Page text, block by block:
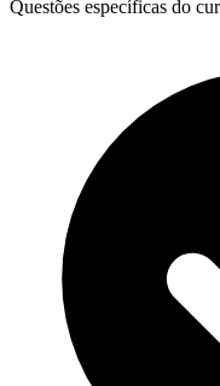
Questões específicas do